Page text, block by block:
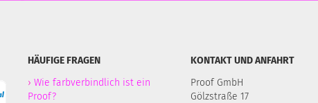
HÄUFIGE FRAGEN
› Wie farbverbindlich ist ein
Proof?
KONTAKT UND ANFAHRT
Proof GmbH
Gölzstraße 17